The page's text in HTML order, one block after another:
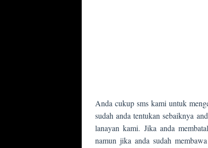
Anda cukup sms kami untuk
sudah anda tentukan sebaiknya
lanayan kami. Jika anda
namun jika anda sudah